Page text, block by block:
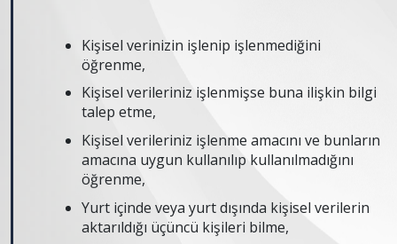
Kişisel verinizin işlenip işlenmediğini
öğrenme,
Kişisel verileriniz işlenmişse buna ilişkin bilgi
talep etme,
Kişisel verileriniz işlenme amacını ve bunların
amacına uygun kullanılıp kullanılmadığını
öğrenme,
Yurt içinde veya yurt dışında kişisel verilerin
aktarıldığı üçüncü kişileri bilme,